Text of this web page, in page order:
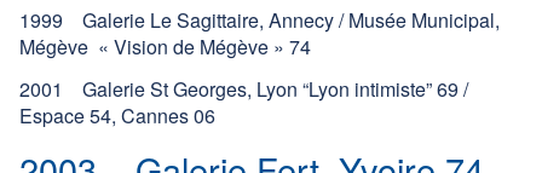
1999 Galerie Le Sagittaire, Annecy / Musée Municipal,
Mégève « Vision de Mégève » 74
2001 Galerie St Georges, Lyon “Lyon intimiste” 69 /
Espace 54, Cannes 06